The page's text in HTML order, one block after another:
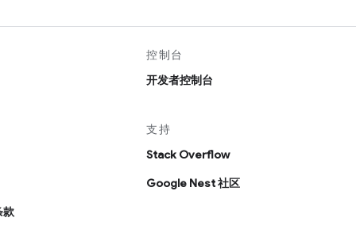
款
控制台
开发者控制台
支持
Stack Overflow
Google Nest 社区